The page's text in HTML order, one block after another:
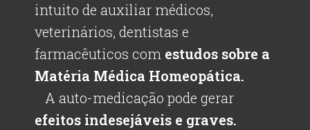
intuito de auxiliar médicos,
veterinários, dentistas e
farmacêuticos com estudos sobre a
Matéria Médica Homeopática.
A auto-medicação pode gerar
efeitos indesejáveis e graves.